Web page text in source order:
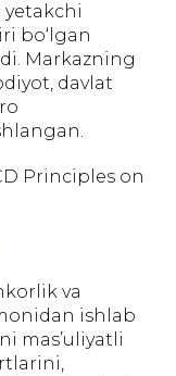
bo‘lgan
Markazning
davlat
Principles on
va
ishlab
mas’uliyatli